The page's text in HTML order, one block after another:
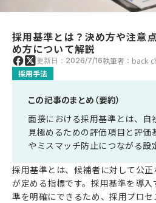
採用基準とは？決め方や注意
め方について解説
更新日：2026/7/16執筆者：back
採用手法
この記事のまとめ（要約）
面接における採用基準とは、自
見極めるための評価項目と評価
やミスマッチ防止につながる設
採用基準とは、候補者に対して公
が定める指標です。採用基準を導
準を明確にできるため、採用プロ